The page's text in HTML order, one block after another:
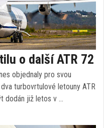
o další ATR 72
objednaly pro svou
turbovrtulové letouny ATR
dodán již letos v …